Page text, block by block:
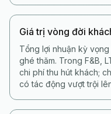
Giá trị vòng đời
Tổng lợi nhuận kỳ
ghé thăm. Trong F&B,
chi phí thu hút khách;
có tác động vượt trội